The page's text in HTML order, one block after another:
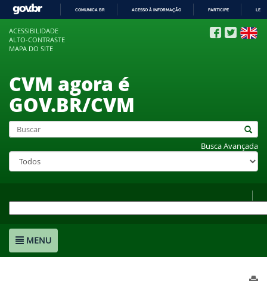
COMUNICA BR ACESSO À INFORMAÇÃO PARTICIPE
ACESSIBILIDADE
ALTO-CONTRASTE
MAPA DO SITE
CVM agora é
GOV.BR/CVM
Busca Avançada
MENU